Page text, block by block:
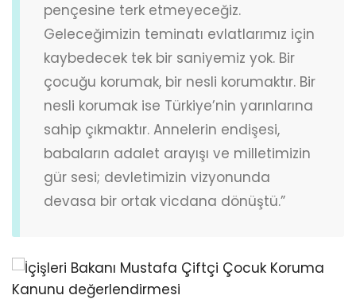
pençesine terk etmeyeceğiz.
Geleceğimizin teminatı evlatlarımız için
kaybedecek tek bir saniyemiz yok. Bir
çocuğu korumak, bir nesli korumaktır. Bir
nesli korumak ise Türkiye’nin yarınlarına
sahip çıkmaktır. Annelerin endişesi,
babaların adalet arayışı ve milletimizin
gür sesi; devletimizin vizyonunda
devasa bir ortak vicdana dönüştü.”